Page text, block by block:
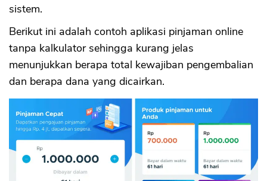
sistem.
Berikut ini adalah contoh aplikasi pinjaman online
tanpa kalkulator sehingga kurang jelas
menunjukkan berapa total kewajiban pengembalian
dan berapa dana yang dicairkan.